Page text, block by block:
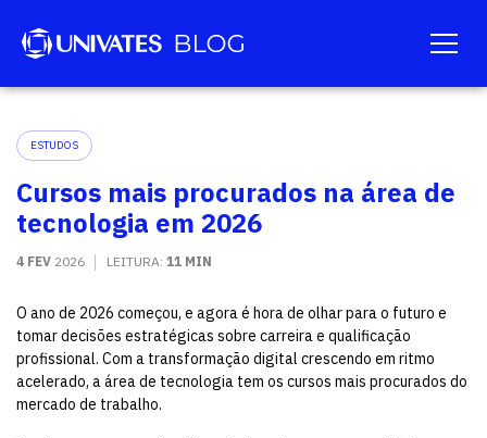
ESTUDOS
Cursos mais procurados na área de
tecnologia em 2026
4 FEV 2026 LEITURA: 11 MIN
O ano de 2026 começou, e agora é hora de olhar para o futuro e
tomar decisões estratégicas sobre carreira e qualificação
profissional. Com a transformação digital crescendo em ritmo
acelerado, a área de tecnologia tem os cursos mais procurados do
mercado de trabalho.